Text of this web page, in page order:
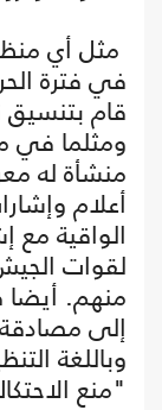
مثل أي
في فترة
قام
ومثلما في
منشأة له
أعلام
الواقية
لقوات
منهم. أيضا
إلى مصادقة
وباللغة
"منع